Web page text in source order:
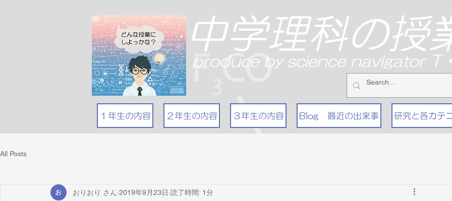
中学理科の授
produce by science navigator T
１年生の内容 ２年生の内容 ３年生の内容 Blog 最近の出来事 研究と各カテ
All Posts
おりおり さん 2019年9月23日 読了時間: 1分